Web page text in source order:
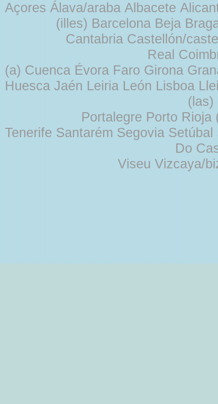
Açores Álava/araba Albacete
(illes) Barcelona Beja
Cantabria Castellón/
Real
(a) Cuenca Évora Faro Girona
Huesca Jaén Leiria León Lisboa
Portalegre Porto
Tenerife Santarém Segovia
Do
Viseu Vizcaya/